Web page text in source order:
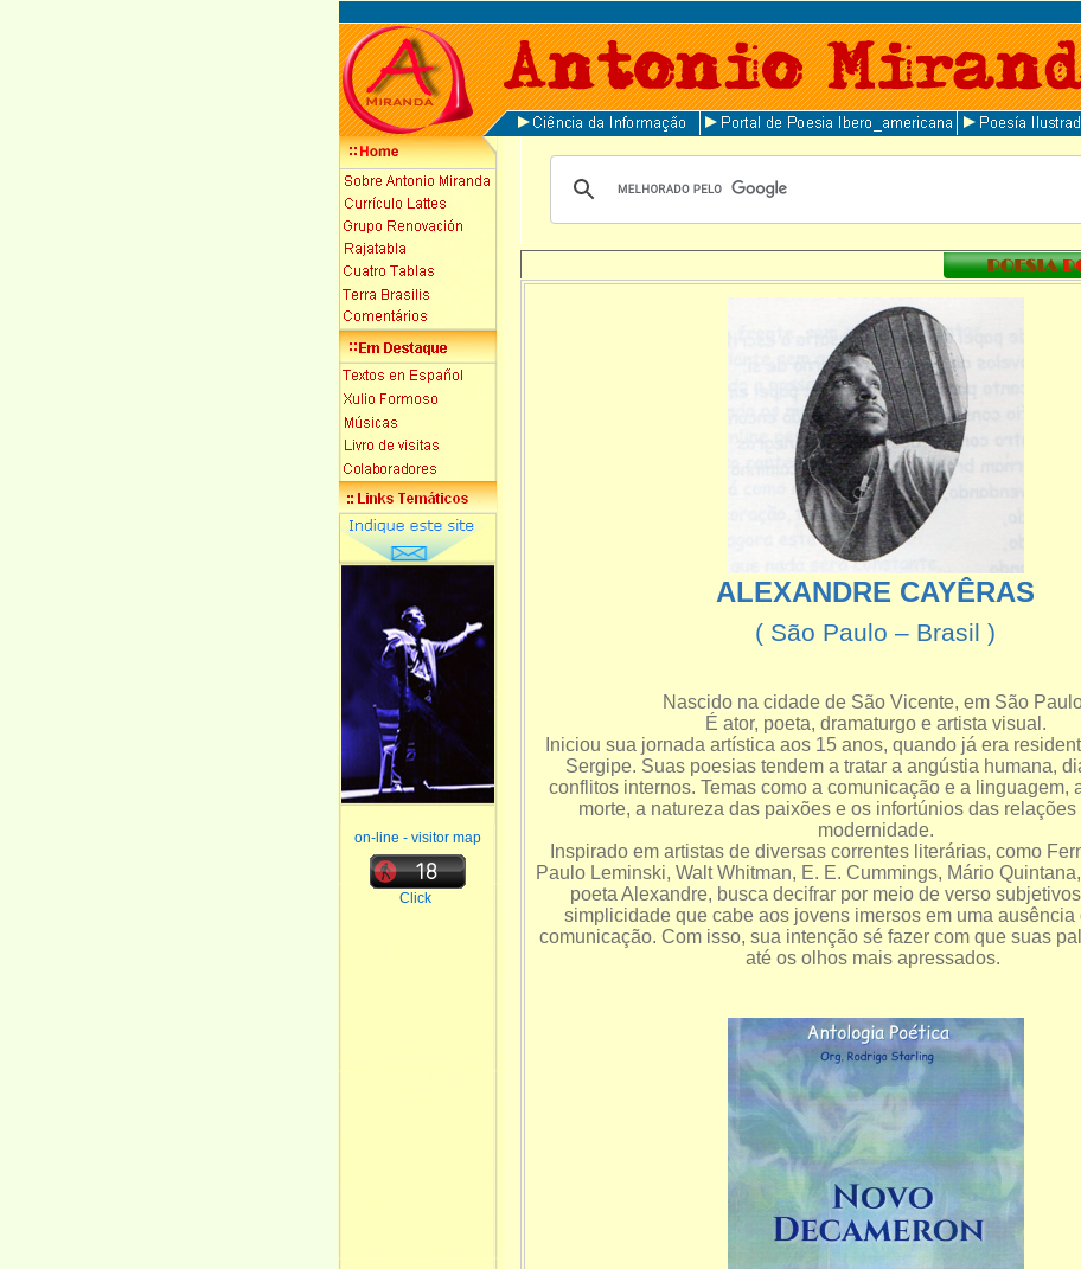
on-line - visitor map
Click
ALEXANDRE CAYÊRAS
( São Paulo – Brasil )
Nascido na cidade de São Vicente, em São
É ator, poeta, dramaturgo e artista visual.
Iniciou sua jornada artística aos 15 anos, quando já era
Sergipe. Suas poesias tendem a tratar a angústia humana,
conflitos internos. Temas como a comunicação e a linguagem,
morte, a natureza das paixões e os infortúnios das
modernidade.
Inspirado em artistas de diversas correntes literárias, como
Paulo Leminski, Walt Whitman, E. E. Cummings, Mário
poeta Alexandre, busca decifrar por meio de verso
simplicidade que cabe aos jovens imersos em uma ausência
comunicação. Com isso, sua intenção sé fazer com que suas
até os olhos mais apressados.